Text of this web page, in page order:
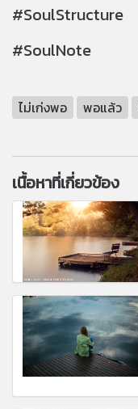
#SoulStructure
#SoulNote
ไม่เก่งพอ พอแล้ว
เนื้อหาที่เกี่ยวข้อง